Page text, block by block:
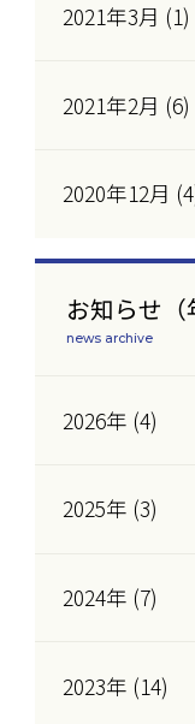
2021年3月 (1)
2021年2月 (6)
2020年12月
お知らせ（
news archive
2026年 (4)
2025年 (3)
2024年 (7)
2023年 (14)